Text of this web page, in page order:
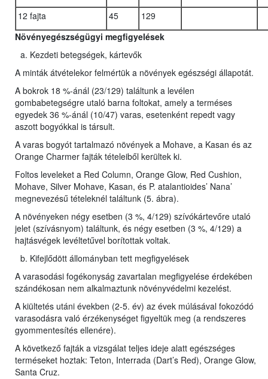
12 fajta 45
129
Növényegészségügyi megfigyelések
Kezdeti betegségek, kártevők
A minták átvételekor felmértük a növények egészségi állapotát.
A bokrok 18 %-ánál (23/129) találtunk a levélen
gombabetegségre utaló barna foltokat, amely a terméses
egyedek 36 %-ánál (10/47) varas, esetenként repedt vagy
aszott bogyókkal is társult.
A varas bogyót tartalmazó növények a Mohave, a Kasan és az
Orange Charmer fajták tételeiből kerültek ki.
Foltos leveleket a Red Column, Orange Glow, Red Cushion,
Mohave, Silver Mohave, Kasan, és P. atalantioides’ Nana’
megnevezésű tételeknél találtunk (5. ábra).
A növényeken négy esetben (3 %, 4/129) szívókártevőre utaló
jelet (szívásnyom) találtunk, és négy esetben (3 %, 4/129) a
hajtásvégek levéltetűvel borítottak voltak.
Kifejlődött állományban tett megfigyelések
A varasodási fogékonyság zavartalan megfigyelése érdekében
szándékosan nem alkalmaztunk növényvédelmi kezelést.
A kiültetés utáni években (2-5. év) az évek múlásával fokozódó
varasodásra való érzékenységet figyeltük meg (a rendszeres
gyommentesítés ellenére).
A következő fajták a vizsgálat teljes ideje alatt egészséges
terméseket hoztak: Teton, Interrada (Dart’s Red), Orange Glow,
Santa Cruz.